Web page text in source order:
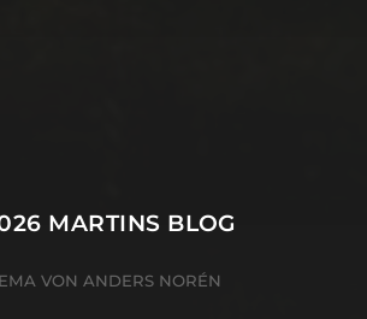
MARTINS BLOG
VON ANDERS NORÉN